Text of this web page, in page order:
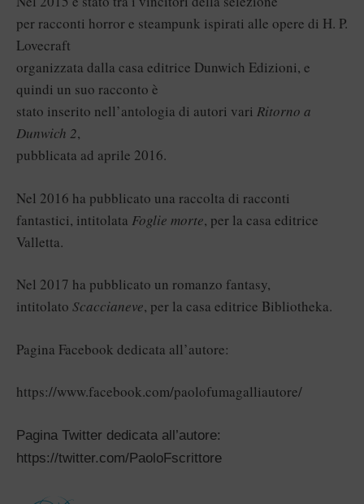
per racconti horror e steampunk ispirati alle opere di H. P.
Lovecraft
organizzata dalla casa editrice Dunwich Edizioni, e
quindi un suo racconto è
stato inserito nell’antologia di autori vari Ritorno a
Dunwich 2,
pubblicata ad aprile 2016.
Nel 2016 ha pubblicato una raccolta di racconti
fantastici, intitolata Foglie morte, per la casa editrice
Valletta.
Nel 2017 ha pubblicato un romanzo fantasy,
intitolato Scaccianeve, per la casa editrice Bibliotheka.
Pagina Facebook dedicata all’autore:
https://www.facebook.com/paolofumagalliautore/
Pagina Twitter dedicata all’autore:
https://twitter.com/PaoloFscrittore